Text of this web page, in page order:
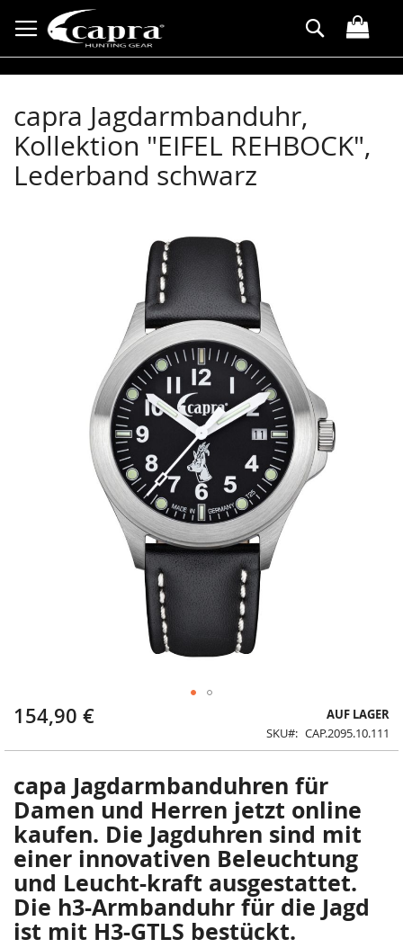
zum
Inhalt
Suche
capra Jagdarmbanduhr,
Kollektion "EIFEL REHBOCK",
Lederband schwarz
154,90 €
AUF LAGER
SKU
CAP.2095.10.111
capa Jagdarmbanduhren für
Damen und Herren jetzt online
kaufen. Die Jagduhren sind mit
einer innovativen Beleuchtung
und Leucht-kraft ausgestattet.
Die h3-Armbanduhr für die Jagd
ist mit H3-GTLS bestückt.
Zum
Anfang
springen